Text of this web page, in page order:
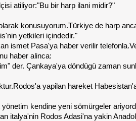
atiliyor:"Bu bir harp ilani midir?"
konusuyorum.Türkiye de harp
yetkileri içindedir."
ismet Pasa'ya haber verilir
haber alinca:
der. Çankaya'ya döndügü zaman
yapilan hareket
kendine yeni sömürgeler
italya'nin Rodos Adasi'na yakin